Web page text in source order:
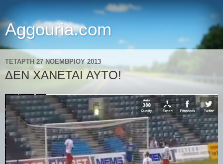
Aggouria.com
ΤΕΤΆΡΤΗ 27 ΝΟΕΜΒΡΊΟΥ 2013
ΔΕΝ ΧΑΝΕΤΑΙ ΑΥΤΟ!